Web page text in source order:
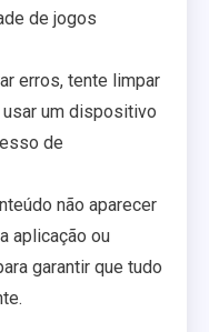
de jogos
erros, tente limpar
um dispositivo
de
não aparecer
aplicação ou
garantir que tudo